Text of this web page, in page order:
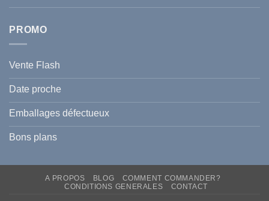
PROMO
Vente Flash
Date proche
Emballages défectueux
Bons plans
A PROPOS BLOG
COMMENT COMMANDER?
CONDITIONS GENERALES
CONTACT